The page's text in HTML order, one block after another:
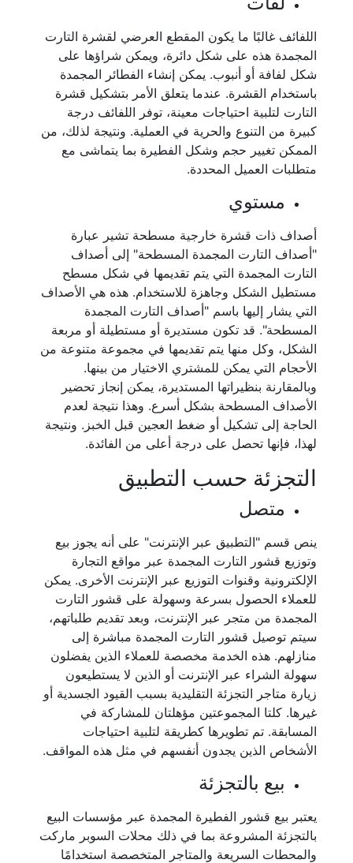
اللفائف غالبًا ما يكون المقطع العرضي لقشرة التارت
المجمدة هذه على شكل دائرة، ويمكن شراؤها على
شكل لفافة أو أنبوب. يمكن إنشاء الفطائر المجمدة
باستخدام القشرة. عندما يتعلق الأمر بتشكيل قشرة
التارت لتلبية احتياجات معينة، توفر اللفائف درجة
كبيرة من التنوع والحرية في العملية. ونتيجة لذلك، من
الممكن تغيير حجم وشكل الفطيرة بما يتماشى مع
متطلبات العميل المحددة.
مستوي
أصداف ذات قشرة خارجية مسطحة تشير عبارة
"أصداف التارت المجمدة المسطحة" إلى أصداف
التارت المجمدة التي يتم تقديمها في شكل مسطح
مستطيل الشكل وجاهزة للاستخدام. هذه هي الأصداف
التي يشار إليها باسم "أصداف التارت المجمدة
المسطحة". قد تكون مستديرة أو مستطيلة أو مربعة
الشكل، وكل منها يتم تقديمها في مجموعة متنوعة من
الأحجام التي يمكن للمشتري الاختيار من بينها.
وبالمقارنة بنظيراتها المستديرة، يمكن إنجاز تحضير
الأصداف المسطحة بشكل أسرع. وهذا نتيجة لعدم
الحاجة إلى تشكيل أو ضغط العجين قبل الخبز. ونتيجة
لهذا، فإنها تحصل على درجة أعلى من الفائدة.
التجزئة حسب التطبيق
متصل
ينص قسم "التطبيق عبر الإنترنت" على أنه يجوز بيع
وتوزيع قشور التارت المجمدة عبر مواقع التجارة
الإلكترونية وقنوات التوزيع عبر الإنترنت الأخرى. يمكن
للعملاء الحصول بسرعة وسهولة على قشور التارت
المجمدة من متجر عبر الإنترنت، وبعد تقديم طلباتهم،
سيتم توصيل قشور التارت المجمدة مباشرة إلى
منازلهم. هذه الخدمة مخصصة للعملاء الذين يفضلون
سهولة الشراء عبر الإنترنت أو الذين لا يستطيعون
زيارة متاجر التجزئة التقليدية بسبب القيود الجسدية أو
غيرها. كلتا المجموعتين مؤهلتان للمشاركة في
المسابقة. تم تطويرها كطريقة لتلبية احتياجات
الأشخاص الذين يجدون أنفسهم في مثل هذه المواقف.
بيع بالتجزئة
يعتبر بيع قشور الفطيرة المجمدة عبر مؤسسات البيع
بالتجزئة المشروعة بما في ذلك محلات السوبر ماركت
والمحطات السريعة والمتاجر المتخصصة استخدامًا